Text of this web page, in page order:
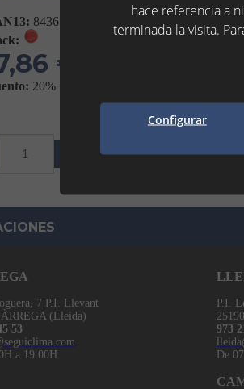
8436598910957
€
20%
7 P.I. Llevant
(Lleida)
53
a 19:00H
P.I.
973
De
hace referencia a
terminada la visita.
Configurar